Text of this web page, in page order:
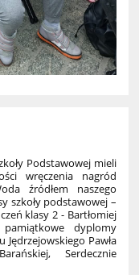
Podstawowej mieli
wręczenia nagród
źródłem naszego
szkoły podstawowej –
klasy 2 - Bartłomiej
dyplomy
Pawła
Serdecznie